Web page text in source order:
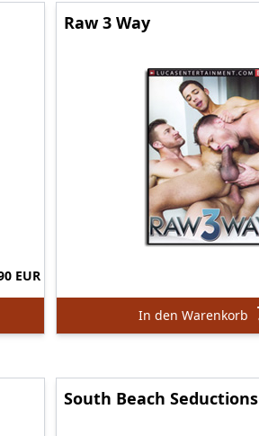
EUR
Raw 3 Way
In den Warenkorb
South Beach Seductions